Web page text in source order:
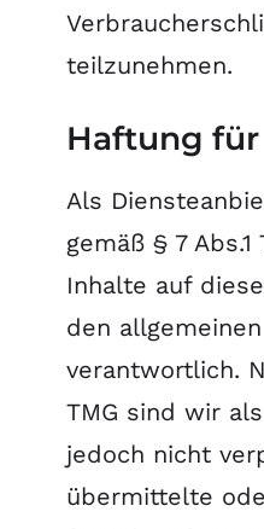
teilzunehmen.
Haftung
Als
gemäß § 7
Inhalte auf
den
verantwortlich.
TMG sind wir
jedoch nicht
übermittelte